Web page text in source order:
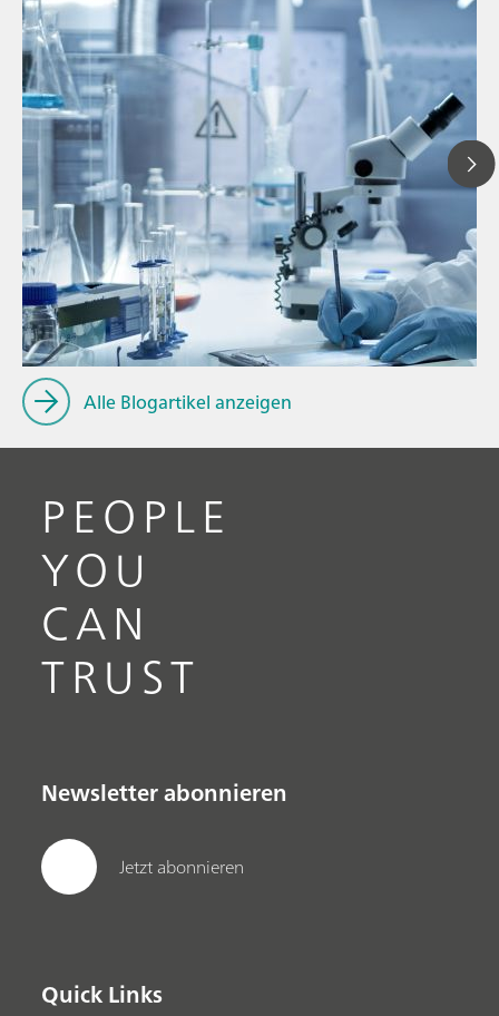
// Blogartikel
// Bildung und Forschung
// Metalle und Bergbau
Alle Blogartikel anzeigen
PEOPLE
YOU
CAN
TRUST
Newsletter abonnieren
Jetzt abonnieren
Quick Links